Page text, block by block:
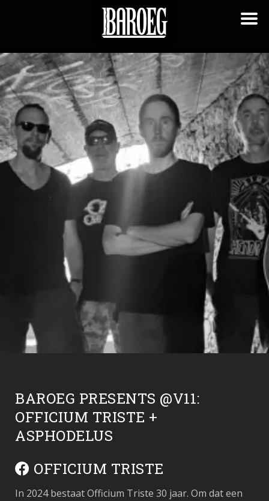
BAROEG PRESENTS @V11:
OFFICIUM TRISTE +
ASPHODELUS
OFFICIUM TRISTE
In 2024 bestaat Officium Triste 30 jaar. Om dat een